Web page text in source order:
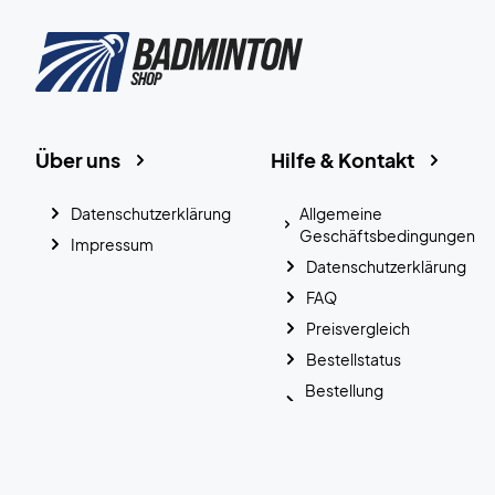
Hilfe & Kontakt
Allgemeine
Geschäftsbedingungen
Datenschutzerklärung
FAQ
Preisvergleich
Bestellstatus
Bestellung
Über uns
Datenschutzerklärung
Impressum